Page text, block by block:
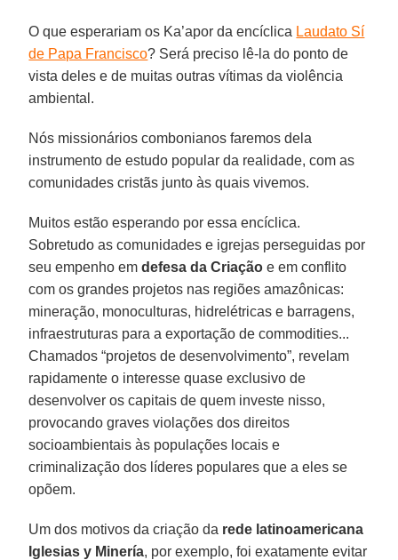
O que esperariam os Ka’apor da encíclica Laudato Sí
de Papa Francisco? Será preciso lê-la do ponto de
vista deles e de muitas outras vítimas da violência
ambiental.
Nós missionários combonianos faremos dela
instrumento de estudo popular da realidade, com as
comunidades cristãs junto às quais vivemos.
Muitos estão esperando por essa encíclica.
Sobretudo as comunidades e igrejas perseguidas por
seu empenho emdefesa da Criação e em conflito
com os grandes projetos nas regiões amazônicas:
mineração, monoculturas, hidrelétricas e barragens,
infraestruturas para a exportação de commodities...
Chamados “projetos de desenvolvimento”, revelam
rapidamente o interesse quase exclusivo de
desenvolver os capitais de quem investe nisso,
provocando graves violações dos direitos
socioambientais às populações locais e
criminalização dos líderes populares que a eles se
opõem.
Um dos motivos da criação da rede latinoamericana
Iglesias y Minería, por exemplo, foi exatamente evitar